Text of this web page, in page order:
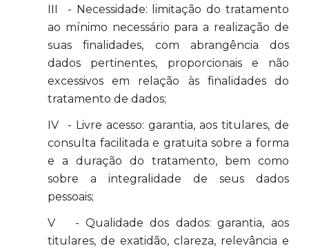
III - Necessidade: limitação do tratamento
ao mínimo necessário para a realização de
suas finalidades, com abrangência dos
dados pertinentes, proporcionais e não
excessivos em relação às finalidades do
tratamento de dados;
IV - Livre acesso: garantia, aos titulares, de
consulta facilitada e gratuita sobre a forma
e a duração do tratamento, bem como
sobre a integralidade de seus dados
pessoais;
V - Qualidade dos dados: garantia, aos
titulares, de exatidão, clareza, relevância e